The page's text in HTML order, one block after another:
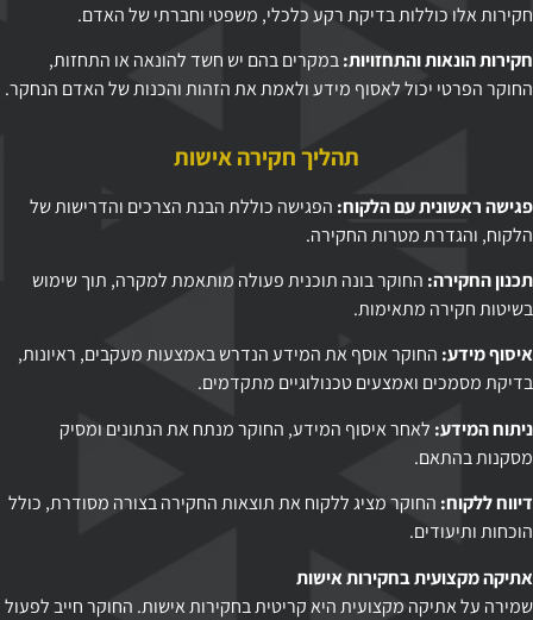
חקירות אלו כוללות בדיקת רקע כלכלי, משפטי וחברתי של האדם.
חקירות הונאות והתחזויות:במקרים בהם יש חשד להונאה או התחזות,
החוקר הפרטי יכול לאסוף מידע ולאמת את הזהות והכנות של האדם הנחקר.
תהליך חקירה אישות
פגישה ראשונית עם הלקוח: הפגישה כוללת הבנת הצרכים והדרישות של
הלקוח, והגדרת מטרות החקירה.
תכנון החקירה: החוקר בונה תוכנית פעולה מותאמת למקרה, תוך שימוש
בשיטות חקירה מתאימות.
איסוף מידע: החוקר אוסף את המידע הנדרש באמצעות מעקבים, ראיונות,
בדיקת מסמכים ואמצעים טכנולוגיים מתקדמים.
ניתוח המידע: לאחר איסוף המידע, החוקר מנתח את הנתונים ומסיק
מסקנות בהתאם.
דיווח ללקוח: החוקר מציג ללקוח את תוצאות החקירה בצורה מסודרת, כולל
הוכחות ותיעודים.
אתיקה מקצועית בחקירות אישות
שמירה על אתיקה מקצועית היא קריטית בחקירות אישות. החוקר חייב לפעול